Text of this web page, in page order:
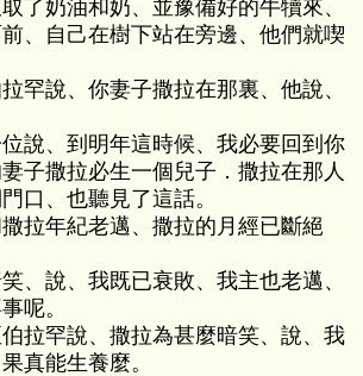
了奶油和奶、並豫備好的牛犢來、
、自己在樹下站在旁邊、他們就喫
罕說、你妻子撒拉在那裏、他說、
說、到明年這時候、我必要回到你
子撒拉必生一個兒子．撒拉在那人
口、也聽見了這話。
拉年紀老邁、撒拉的月經已斷絕
、說、我既已衰敗、我主也老邁、
呢。
拉罕說、撒拉為甚麼暗笑、說、我
真能生養麼。